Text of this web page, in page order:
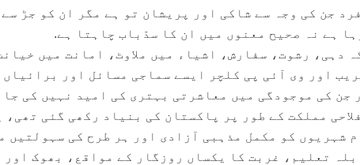
جن کی وجہ سے شاکی اور پریشان تو ہے مگر ان کو جڑ سے
ہے نہ صحیح معنوں میں ان کا سدّباب چاہتا ہے.
دہی، رشوت، سفارش، اشیاء میں ملاوٹ، امانت میں
اور وی آئی پی کلچر ایسے سماجی مسائل اور
جن کی موجودگی میں معاشرتی بہتری کی امید نہیں کی جا
مملکت کے طور پر پاکستان کی بنیاد رکھی گئی تھی،
شہریوں کو مکمل مذہبی آزادی اور ہر طرح کی سہولتیں
تعلیم، غربت کا یکساں روزگار کے مواقع، بھوک اور